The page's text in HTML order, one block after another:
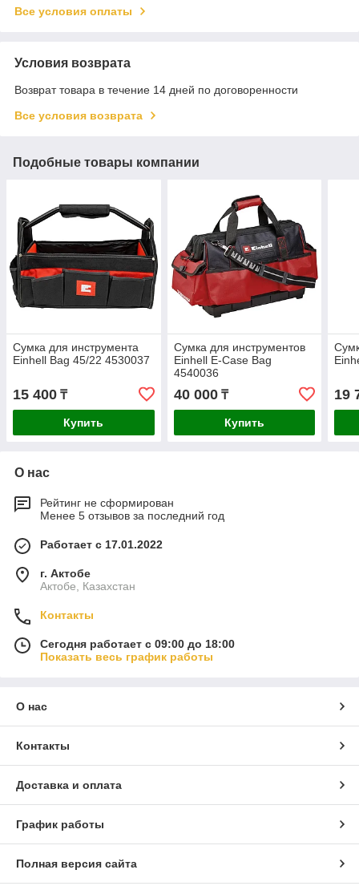
Все условия оплаты
Условия возврата
Возврат товара в течение 14 дней по договоренности
Все условия возврата
Подобные товары компании
Сумка для инструмента
Einhell Bag 45/22 4530037
15 400 ₸
Купить
Сумка для инструментов
Einhell E-Case Bag
4540036
40 000₸
Купить
19
О нас
Рейтинг не сформирован
Менее 5 отзывов за последний год
Работает с 17.01.2022
г. Актобе
Актобе, Казахстан
Контакты
Сегодня работает с 09:00 до 18:00
Показать весь график работы
О нас
Контакты
Доставка и оплата
График работы
Полная версия сайта